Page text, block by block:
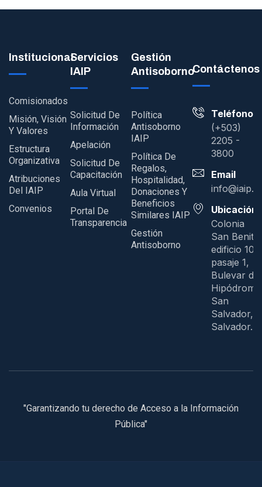
Institucional
Comisionados
Misión, Visión
Y Valores
Estructura
Organizativa
Atribuciones
Del IAIP
Convenios
Servicios
IAIP
Solicitud De
Información
Apelación
Solicitud De
Capacitación
Aula Virtual
Portal De
Transparencia
Gestión
Antisoborno
Política
Antisoborno
IAIP
Política De
Regalos,
Hospitalidad,
Donaciones Y
Beneficios
Similares IAIP
Gestión
Antisoborno
Contáctenos
Teléfono
(+503)
2205 -
3800
Email
Ubicación
Colonia
San Benito,
edificio
pasaje 1,
Bulevar del
San
Salvador,
Salvador.
"Garantizando tu derecho de Acceso a la Información
Pública"